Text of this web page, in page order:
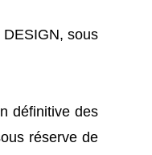
sous
définitive des
réserve de